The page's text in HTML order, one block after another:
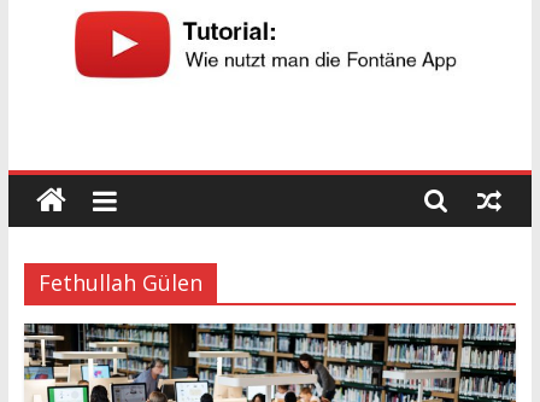
Fontäne
kultur,
wissenschaft
und
dialog
Fethullah Gülen